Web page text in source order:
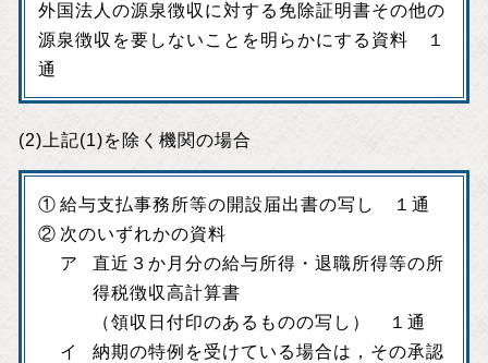
外国法人の源泉徴収に対する免除証明書その他の
源泉徴収を要しないことを明らかにする資料 １
通
(2)上記(1)を除く機関の場合
給与支払事務所等の開設届出書の写し １通
次のいずれかの資料
直近３か月分の給与所得・退職所得等の所
得税徴収高計算書
（領収日付印のあるものの写し） １通
納期の特例を受けている場合は，その承認